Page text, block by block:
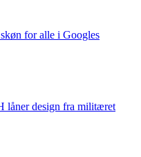
for alle i Googles
låner design fra militæret